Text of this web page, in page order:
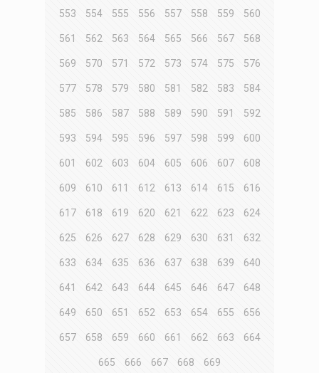
553 554 555 556 557 558 559 560
561 562 563 564 565 566 567 568
569 570 571 572 573 574 575 576
577 578 579 580 581 582 583 584
585 586 587 588 589 590 591 592
593 594 595 596 597 598 599 600
601 602 603 604 605 606 607 608
609 610 611 612 613 614 615 616
617 618 619 620 621 622 623 624
625 626 627 628 629 630 631 632
633 634 635 636 637 638 639 640
641 642 643 644 645 646 647 648
649 650 651 652 653 654 655 656
657 658 659 660 661 662 663 664
665 666 667 668 669